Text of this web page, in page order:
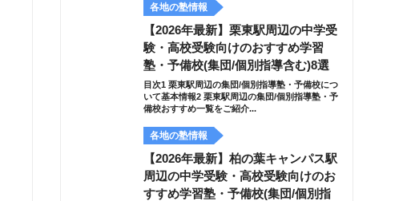
各地の塾情報
【2026年最新】栗東駅周辺の中学受
験・高校受験向けのおすすめ学習
塾・予備校(集団/個別指導含む)8選
目次1 栗東駅周辺の集団/個別指導塾・予備校につ
いて基本情報2 栗東駅周辺の集団/個別指導塾・予
備校おすすめ一覧をご紹介...
各地の塾情報
【2026年最新】柏の葉キャンパス駅
周辺の中学受験・高校受験向けのお
すすめ学習塾・予備校(集団/個別指